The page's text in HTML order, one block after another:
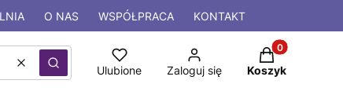
O NAS WSPÓŁPRACA KONTAKT
WyczyśćSzukaj Ulubione Zaloguj się
Produkty w
Koszyk